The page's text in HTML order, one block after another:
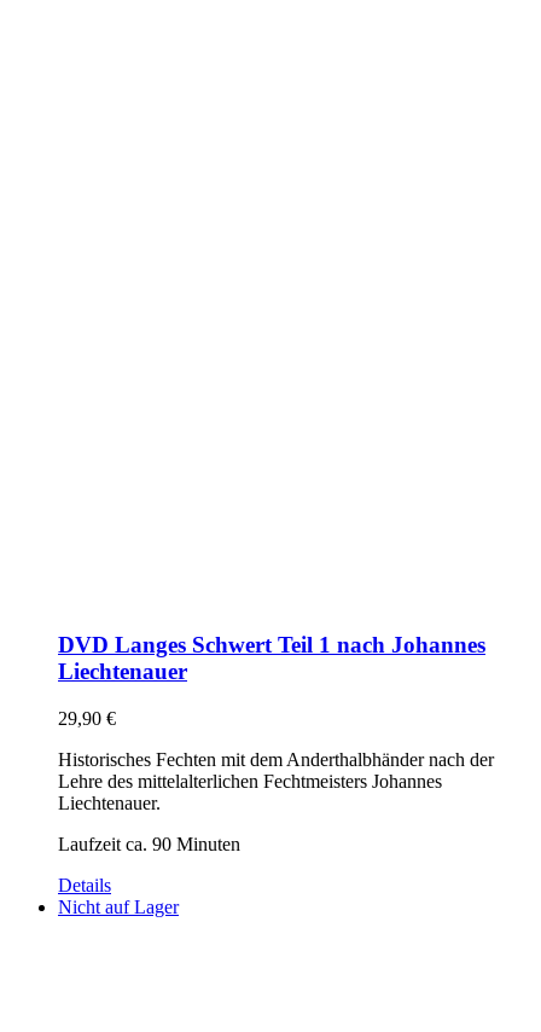
DVD Langes Schwert Teil 1 nach Johannes
Liechtenauer
29,90 €
Historisches Fechten mit dem Anderthalbhänder nach der
Lehre des mittelalterlichen Fechtmeisters Johannes
Liechtenauer.
Laufzeit ca. 90 Minuten
Details
Nicht auf Lager